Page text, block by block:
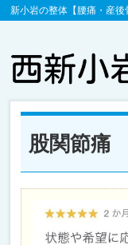
新小岩の整体【腰痛・産
股関節痛